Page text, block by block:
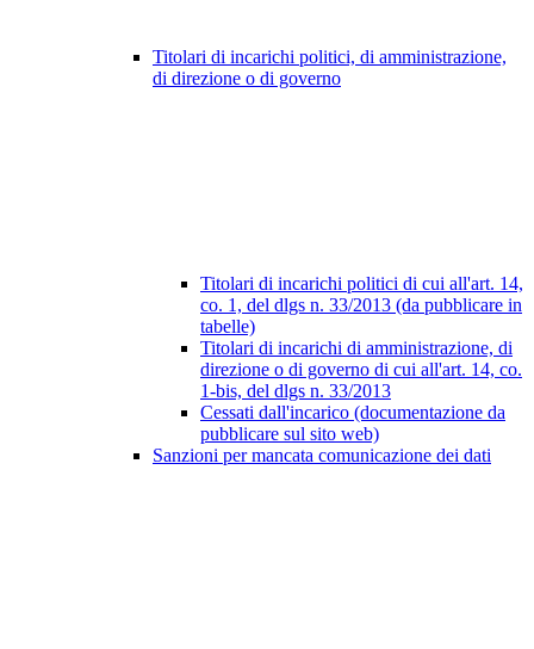
Titolari di incarichi politici, di amministrazione,
di direzione o di governo
Titolari di incarichi politici di cui all'art. 14,
co. 1, del dlgs n. 33/2013 (da pubblicare in
tabelle)
Titolari di incarichi di amministrazione, di
direzione o di governo di cui all'art. 14, co.
1-bis, del dlgs n. 33/2013
Cessati dall'incarico (documentazione da
pubblicare sul sito web)
Sanzioni per mancata comunicazione dei dati